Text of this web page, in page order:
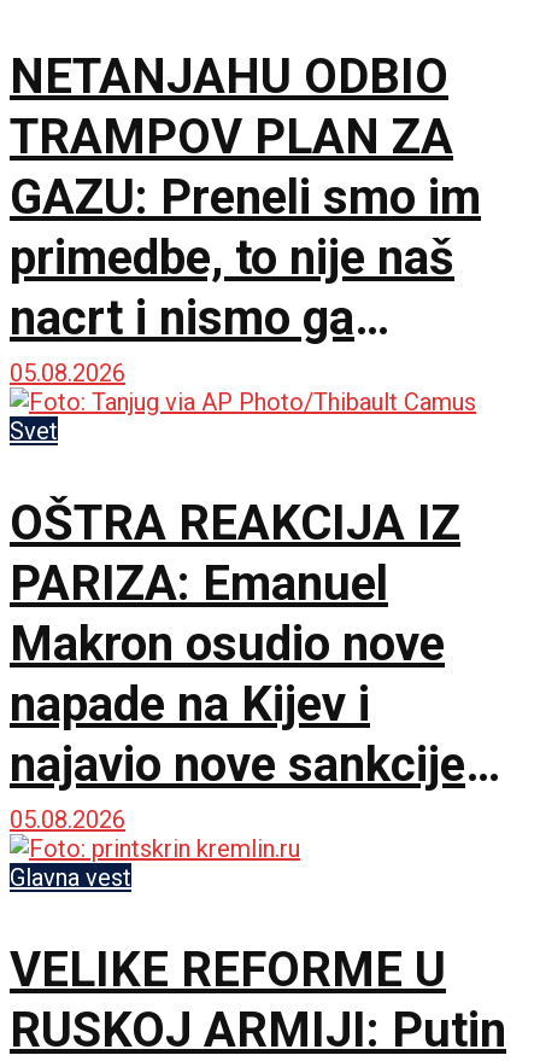
NETANJAHU ODBIO
TRAMPOV PLAN ZA
GAZU: Preneli smo im
primedbe, to nije naš
nacrt i nismo ga
prihvatili
05.08.2026
Svet
OŠTRA REAKCIJA IZ
PARIZA: Emanuel
Makron osudio nove
napade na Kijev i
najavio nove sankcije
protiv Rusije
05.08.2026
Glavna vest
VELIKE REFORME U
RUSKOJ ARMIJI: Putin